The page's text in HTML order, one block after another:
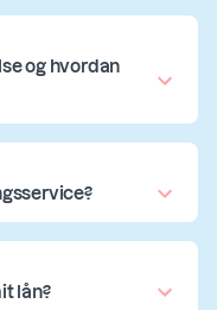
og hvordan
lån?